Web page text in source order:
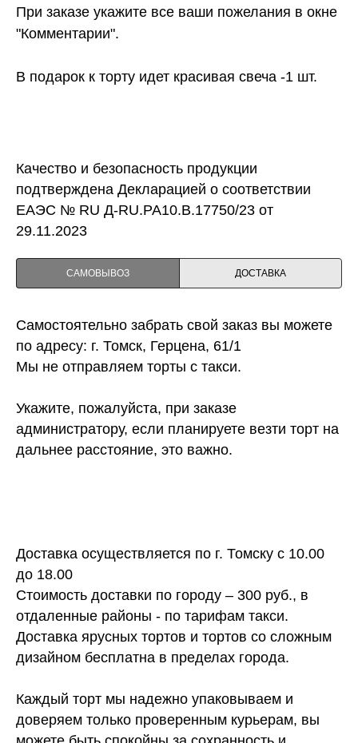
При заказе укажите все ваши пожелания в окне
"Комментарии".
В подарок к торту идет красивая свеча -1 шт.
Качество и безопасность продукции
подтверждена Декларацией о соответствии
ЕАЭС № RU Д-RU.PA10.B.17750/23 от
29.11.2023
САМОВЫВОЗ ДОСТАВКА
Самостоятельно забрать свой заказ вы можете
по адресу: г. Томск, Герцена, 61/1
Мы не отправляем торты с такси.
Укажите, пожалуйста, при заказе
администратору, если планируете везти торт на
дальнее расстояние, это важно.
Доставка осуществляется по г. Томску с 10.00
до 18.00
Стоимость доставки по городу – 300 руб., в
отдаленные районы - по тарифам такси.
Доставка ярусных тортов и тортов со сложным
дизайном бесплатна в пределах города.
Каждый торт мы надежно упаковываем и
доверяем только проверенным курьерам, вы